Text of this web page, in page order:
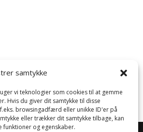
samtykke
vi teknologier som cookies til at gemme
Hvis du giver dit samtykke til disse
browsingadfærd eller unikke ID'er på
eller trækker dit samtykke tilbage, kan
funktioner og egenskaber.